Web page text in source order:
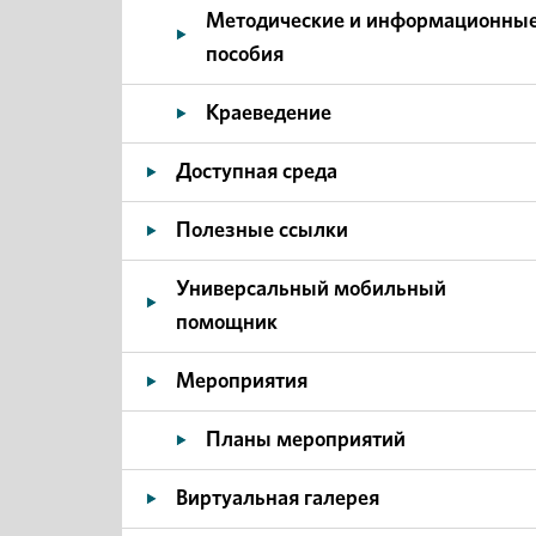
Методические и
пособия
Краеведение
Доступная среда
Полезные ссылки
Универсальный мобильный
помощник
Мероприятия
Планы мероприятий
Виртуальная галерея